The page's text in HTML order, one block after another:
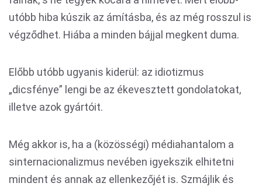
utóbb hiba kúszik az ámításba, és az még rosszul is
végződhet. Hiába a minden bájjal megkent duma.
Előbb utóbb ugyanis kiderül: az idiotizmus
„dicsfénye” lengi be az ékevesztett gondolatokat,
illetve azok gyártóit.
Még akkor is, ha a (közösségi) médiahantalom a
sinternacionalizmus nevében igyekszik elhitetni
mindent és annak az ellenkezőjét is. Szmájlik és